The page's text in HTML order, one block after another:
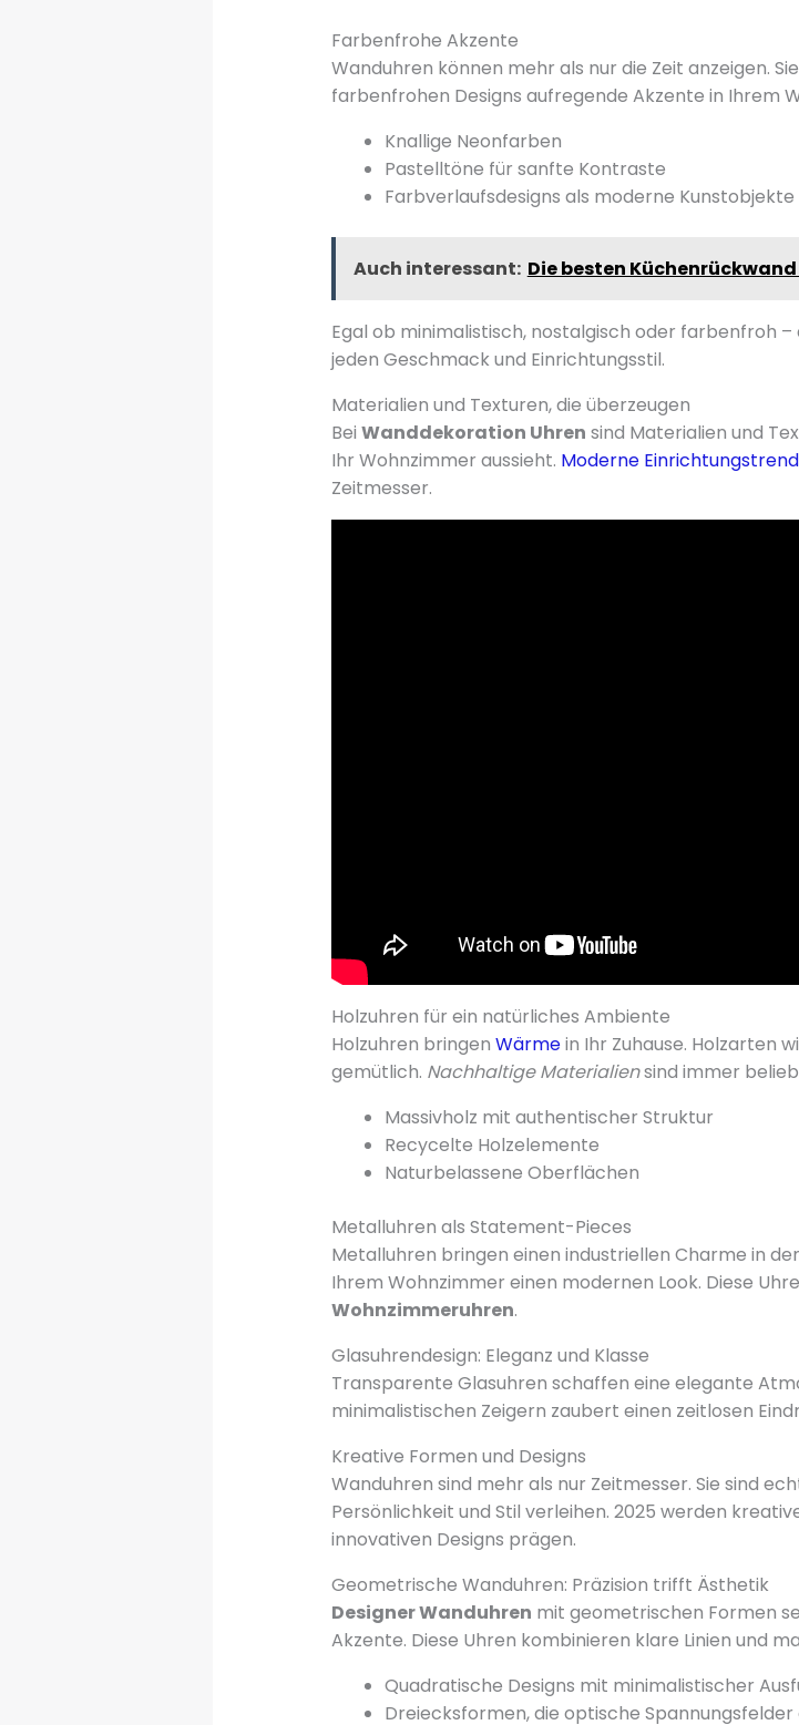
Farbenfrohe Akzente
Wanduhren können mehr als nur die Zeit anzeigen.
farbenfrohen Designs aufregende Akzente in Ihrem
Knallige Neonfarben
Pastelltöne für sanfte Kontraste
Farbverlaufsdesigns als moderne Kunstobjekte
Auch interessant: Die besten
Egal ob minimalistisch, nostalgisch oder farbenfroh
jeden Geschmack und Einrichtungsstil.
Materialien und Texturen, die überzeugen
Bei Wanddekoration Uhren sind Materialien und
Ihr Wohnzimmer aussieht. Moderne
Zeitmesser.
Holzuhren für ein natürliches Ambiente
Holzuhren bringen Wärmein Ihr Zuhause. Holzarten
gemütlich. Nachhaltige Materialiensind immer
Massivholz mit authentischer Struktur
Recycelte Holzelemente
Naturbelassene Oberflächen
Metalluhren als Statement-Pieces
Metalluhren bringen einen industriellen Charme in
Ihrem Wohnzimmer einen modernen Look. Diese
Wohnzimmeruhren.
Glasuhrendesign: Eleganz und Klasse
Transparente Glasuhren schaffen eine elegante
minimalistischen Zeigern zaubert einen zeitlosen
Kreative Formen und Designs
Wanduhren sind mehr als nur Zeitmesser. Sie sind
Persönlichkeit und Stil verleihen. 2025 werden
innovativen Designs prägen.
Geometrische Wanduhren: Präzision trifft Ästhetik
Designer Wanduhren mit geometrischen Formen
Akzente. Diese Uhren kombinieren klare Linien und
Quadratische Designs mit minimalistischer
Dreiecksformen, die optische Spannungsfelder